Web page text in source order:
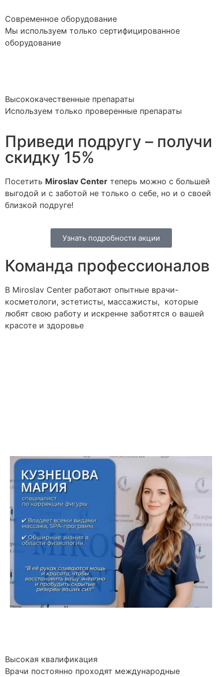
Современное оборудование
Мы используем только сертифицированное
оборудование
Высококачественные препараты
Используем только проверенные препараты
Приведи подругу – получи
скидку 15%
Посетить Miroslav Сenter теперь можно с большей
выгодой и с заботой не только о себе, но и о своей
близкой подруге!
Узнать подробности акции
Команда профессионалов
В Miroslav Сenter работают опытные врачи-
косметологи, эстетисты, массажисты, которые
любят свою работу и искренне заботятся о вашей
красоте и здоровье
Высокая квалификация
Врачи постоянно проходят международные